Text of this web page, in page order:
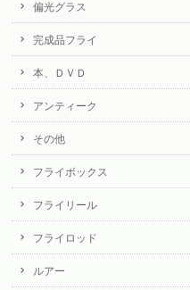
偏光グラス
完成品フライ
本、ＤＶＤ
アンティーク
その他
フライボックス
フライリール
フライロッド
ルアー